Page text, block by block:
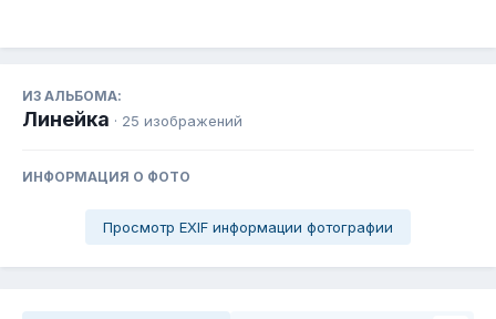
ИЗ АЛЬБОМА:
Линейка · 25 изображений
ИНФОРМАЦИЯ О ФОТО
Просмотр EXIF информации фотографии